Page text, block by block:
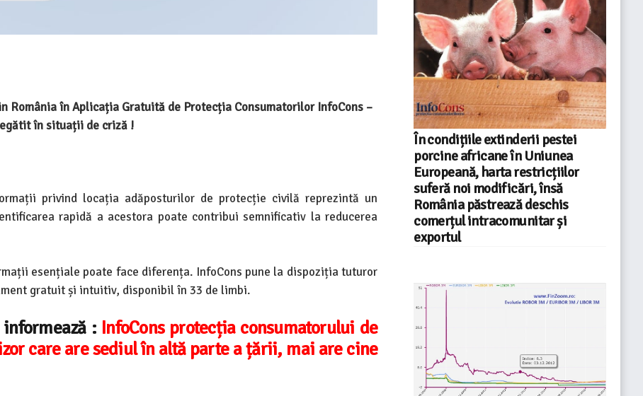
România în Aplicația Gratuită de Protecția Consumatorilor InfoCons –
în situații de criză !
privind locația adăposturilor de protecție civilă reprezintă un
rapidă a acestora poate contribui semnificativ la reducerea
esențiale poate face diferența. InfoCons pune la dispoziția tuturor
gratuit și intuitiv, disponibil în 33 de limbi.
: InfoCons protecția consumatorului de
care are sediul în altă parte a țării, mai are cine
În condițiile extinderii pestei
porcine africane în Uniunea
Europeană, harta restricțiilor
suferă noi modificări, însă
România păstrează deschis
comerțul intracomunitar și
exportul